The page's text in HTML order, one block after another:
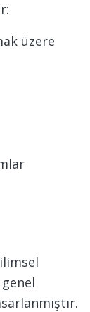
üzere